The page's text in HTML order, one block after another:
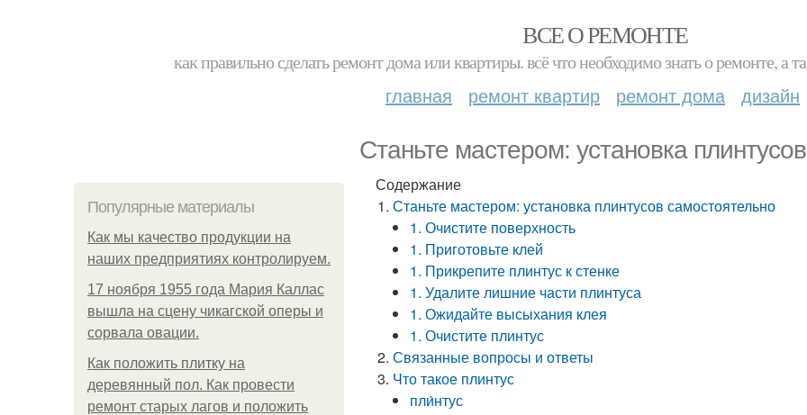
ВСЕ О РЕМОНТЕ
как правильно сделать ремонт дома или квартиры. всё что необходимо знать о ремонте,
главная ремонт квартир ремонт дома дизайн
Станьте мастером: установка
Популярные материалы
Как мы качество продукции на
наших предприятиях контролируем.
17 ноября 1955 года Мария Каллас
вышла на сцену чикагской оперы и
сорвала овации.
Как положить плитку на
деревянный пол. Как провести
ремонт старых лагов и положить
Содержание
Станьте мастером: установка плинтусов самостоятельно
1. Очистите поверхность
1. Приготовьте клей
1. Прикрепите плинтус к стенке
1. Удалите лишние части плинтуса
1. Ожидайте высыхания клея
1. Очистите плинтус
Связанные вопросы и ответы
Что такое плинтус
пли́нтус